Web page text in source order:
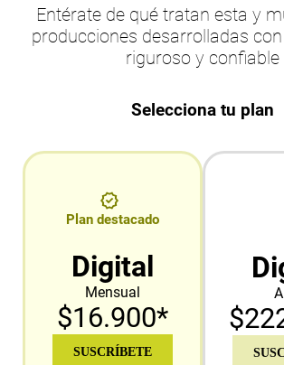
Entérate de qué tratan esta y
producciones desarrolladas
riguroso y confiable
Selecciona tu plan
Plan destacado
Digital
Mensual
$16.900*
SUSCRÍBETE